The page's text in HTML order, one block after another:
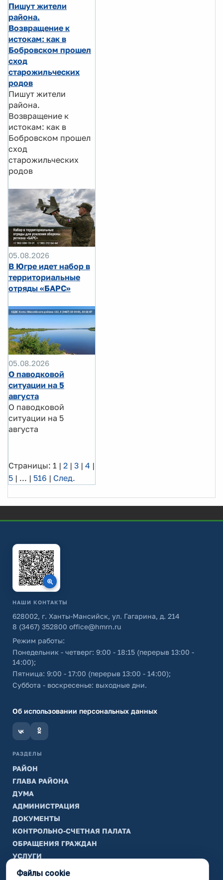
Пишут жители
района.
Возвращение к
истокам: как в
Бобровском прошел
сход
старожильческих
родов
Пишут жители
района.
Возвращение к
истокам: как в
Бобровском прошел
сход
старожильческих
родов
05.08.2026
В Югре идет набор в
территориальные
отряды «БАРС»
05.08.2026
О паводковой
ситуации на 5
августа
О паводковой
ситуации на 5
августа
Страницы: 1 | 2 | 3 | 4 |
5 | ... | 516 | След.
НАШИ КОНТАКТЫ
628002, г. Ханты-Мансийск, ул. Гагарина, д. 214
8 (3467) 352800 office@hmrn.ru
Режим работы:
Понедельник - четверг: 9:00 - 18:15 (перерыв 13:00 -
14:00);
Пятница: 9:00 - 17:00 (перерыв 13:00 - 14:00);
Суббота - воскресенье: выходные дни.
Об использовании персональных данных
РАЗДЕЛЫ
РАЙОН
ГЛАВА РАЙОНА
ДУМА
АДМИНИСТРАЦИЯ
ДОКУМЕНТЫ
КОНТРОЛЬНО-СЧЕТНАЯ ПАЛАТА
ОБРАЩЕНИЯ ГРАЖДАН
УСЛУГИ
ТИК
Файлы cookie